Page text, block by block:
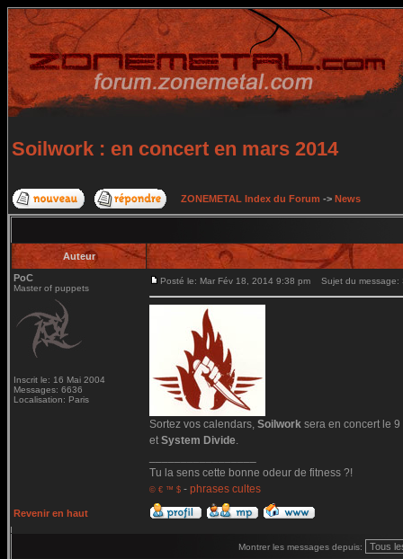
Soilwork : en concert en mars 2014
ZONEMETAL Index du Forum -> News
Auteur
PoC
Master of puppets
Inscrit le: 16 Mai 2004
Messages: 6636
Localisation: Paris
Posté le: Mar Fév 18, 2014 9:38 pm Sujet du message:
Sortez vos calendars, Soilwork sera en concert le
et System Divide.
Tu la sens cette bonne odeur de fitness ?!
© € ™ $ - phrases cultes
Revenir en haut
Montrer les messages depuis: